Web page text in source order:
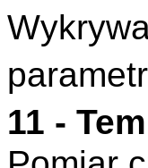
11 -